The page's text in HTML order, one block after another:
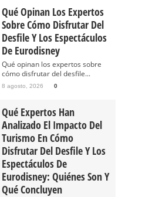
Qué Opinan Los Expertos
Sobre Cómo Disfrutar Del
Desfile Y Los Espectáculos
De Eurodisney
Qué opinan los expertos sobre
cómo disfrutar del desfile...
8 agosto, 2026 0
Qué Expertos Han
Analizado El Impacto Del
Turismo En Cómo
Disfrutar Del Desfile Y Los
Espectáculos De
Eurodisney: Quiénes Son Y
Qué Concluyen